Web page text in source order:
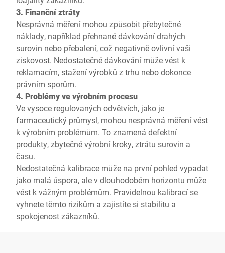
3. Finanční ztráty
Nesprávná měření mohou způsobit přebytečné
náklady, například přehnané dávkování drahých
surovin nebo přebalení, což negativně ovlivní vaši
ziskovost. Nedostatečné dávkování může vést k
reklamacím, stažení výrobků z trhu nebo dokonce
právním sporům.
4. Problémy ve výrobním procesu
Ve vysoce regulovaných odvětvích, jako je
farmaceutický průmysl, mohou nesprávná měření vést
k výrobním problémům. To znamená defektní
produkty, zbytečné výrobní kroky, ztrátu surovin a
času.
Nedostatečná kalibrace může na první pohled vypadat
jako malá úspora, ale v dlouhodobém horizontu může
vést k vážným problémům. Pravidelnou kalibrací se
vyhnete těmto rizikům a zajistíte si stabilitu a
spokojenost zákazníků.